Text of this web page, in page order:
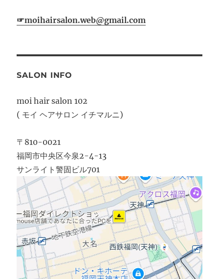
☞moihairsalon.web@gmail.com
SALON INFO
moi hair salon 102
( モイ ヘアサロン イチマルニ)
〒810-0021
福岡市中央区今泉2-4-13
サンライト警固ビル701